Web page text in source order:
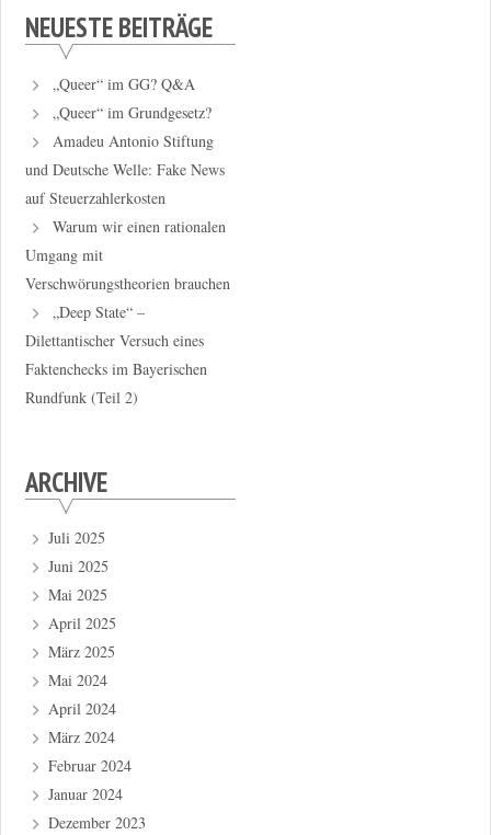
NEUESTE BEITRÄGE
„Queer“ im GG? Q&A
„Queer“ im Grundgesetz?
Amadeu Antonio Stiftung
und Deutsche Welle: Fake News
auf Steuerzahlerkosten
Warum wir einen rationalen
Umgang mit
Verschwörungstheorien brauchen
„Deep State“ –
Dilettantischer Versuch eines
Faktenchecks im Bayerischen
Rundfunk (Teil 2)
ARCHIVE
Juli 2025
Juni 2025
Mai 2025
April 2025
März 2025
Mai 2024
April 2024
März 2024
Februar 2024
Januar 2024
Dezember 2023